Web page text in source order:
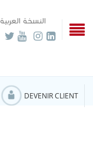
النسخة العربية
DEVENIR CLIENT